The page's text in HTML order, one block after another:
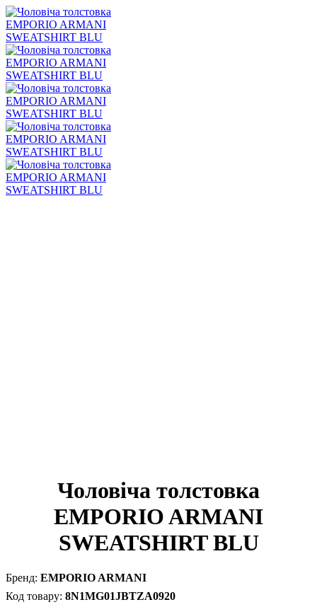
Чоловіча толстовка
EMPORIO ARMANI
SWEATSHIRT BLU
EMPORIO ARMANI
8N1MG01JBTZA0920